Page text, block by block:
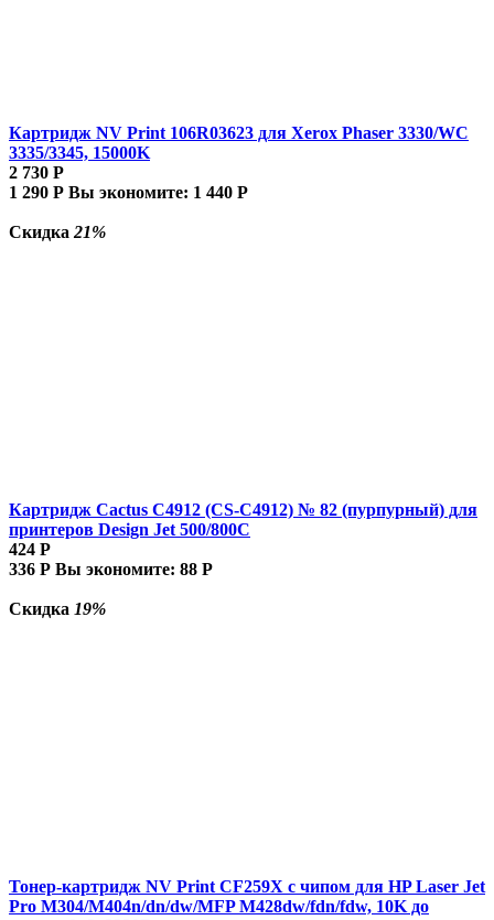
Картридж NV Print 106R03623 для Xerox Phaser 3330/WC
3335/3345, 15000K
2 730 Р
1 290 Р Вы экономите: 1 440 Р
Скидка 21%
Картридж Cactus C4912 (CS-C4912) № 82 (пурпурный) для
принтеров Design Jet 500/800C
424 Р
336 Р Вы экономите: 88 Р
Скидка 19%
Тонер-картридж NV Print CF259X с чипом для HP Laser Jet
Pro M304/M404n/dn/dw/MFP M428dw/fdn/fdw, 10K до